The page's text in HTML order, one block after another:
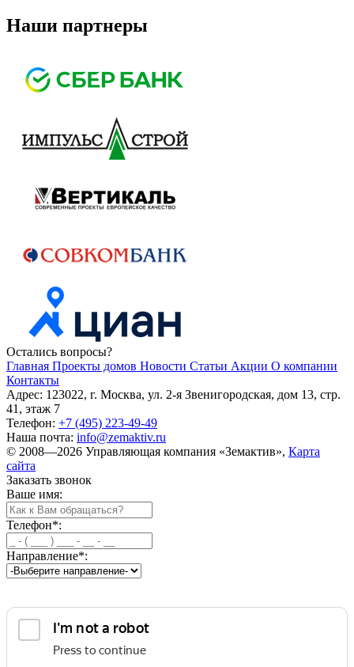
Наши партнеры
Остались вопросы?
Главная Проекты домов Новости Статьи Акции О компании
Контакты
Адрес: 123022, г. Москва, ул. 2-я Звенигородская, дом 13, стр.
41, этаж 7
Телефон: +7 (495) 223-49-49
Наша почта: info@zemaktiv.ru
© 2008—2026 Управляющая компания «Земактив», Карта
сайта
Заказать звонок
Ваше имя:
Телефон*:
Направление*: